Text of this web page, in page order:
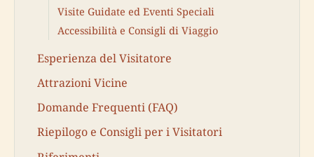
Visite Guidate ed Eventi Speciali
Accessibilità e Consigli di Viaggio
Esperienza del Visitatore
Attrazioni Vicine
Domande Frequenti (FAQ)
Riepilogo e Consigli per i Visitatori